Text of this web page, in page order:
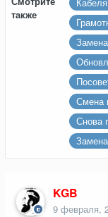
также
Смена
Снова
KGB
9 февраля,